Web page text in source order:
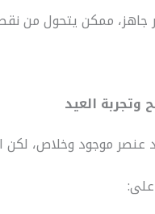
جاهز، ممكن يتحول من
وتجربة العيد
عنصر موجود وخلاص، لكن